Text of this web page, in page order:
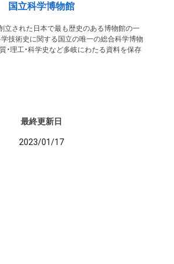
国立科学博物館
立された日本で最も歴史のある博物館の一
学技術史に関する国立の唯一の総合科学博物
・理工・科学史など多岐にわたる資料を保存
最終更新日
2023/01/17